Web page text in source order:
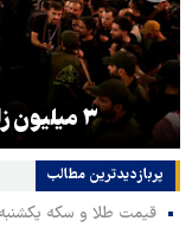
۳ میلیون زائر اربعین به کشور بازگشتند
پربازدیدترین‌ مطالب
قیمت طلا و سکه یکشنبه ۱۱ مرداد ۱۴۰۵/ ریزش سنگین سکه امامی